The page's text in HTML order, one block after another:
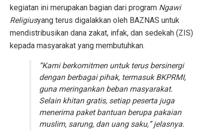
kegiatan ini merupakan bagian dari program Ngawi
Religiusyang terus digalakkan oleh BAZNAS untuk
mendistribusikan dana zakat, infak, dan sedekah (ZIS)
kepada masyarakat yang membutuhkan.
“Kami berkomitmen untuk terus bersinergi
dengan berbagai pihak, termasuk BKPRMI,
guna meringankan beban masyarakat.
Selain khitan gratis, setiap peserta juga
menerima paket bantuan berupa pakaian
muslim, sarung, dan uang saku,” jelasnya.